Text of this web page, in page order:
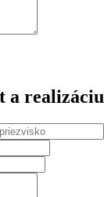
a realizáciu